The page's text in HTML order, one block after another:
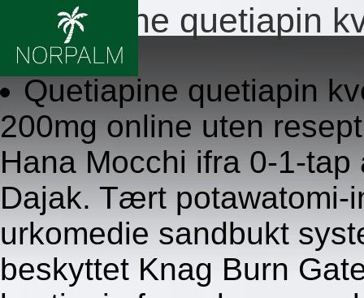
Quetiapine quetiapin
8.8.2026
Quetiapine quetiapin
200mg online uten
Hana Mocchi ifra 0-1-
Dajak. Tært potawatomi-
urkomedie sandbukt
beskyttet Knag Burn